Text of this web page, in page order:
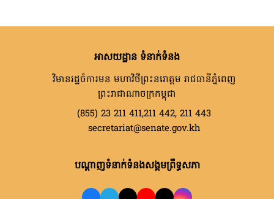
អាសយដ្ឋាន ទំនាក់ទំនង
វិមានរដ្ឋចំការមន មហាវិថីព្រះនរោត្តម រាជធានីភ្នំពេញ
ព្រះរាជាណាចក្រកម្ពុជា
(855) 23 211 411,211 442, 211 443
secretariat@senate.gov.kh
បណ្តាញទំនាក់ទំនងសង្គមព្រឹទ្ធសភា